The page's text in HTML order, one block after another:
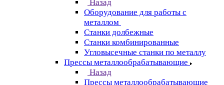
Назад
Оборудование для работы с
металлом
Станки долбежные
Станки комбинированные
Угловысечные станки по металлу
Прессы металлообрабатывающие
Назад
Прессы металлообрабатывающие